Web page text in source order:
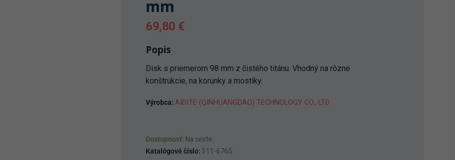
mm
69,80 €
Popis
Disk s priemerom 98 mm z čistého titánu. Vhodný na rôzne
konštrukcie, na korunky a mostíky.
Výrobca: AIDITE (QINHUANGDAO) TECHNOLOGY CO., LTD
Dostupnosť: Na ceste
Katalógové číslo: 311-676S